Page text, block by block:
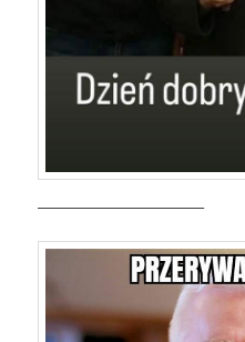
———————————–